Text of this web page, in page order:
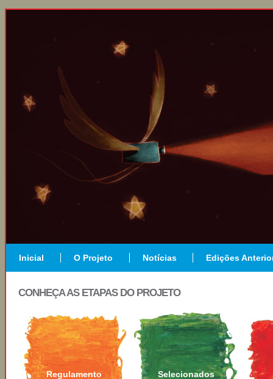
Inicial O Projeto Notícias Edições
CONHEÇA AS ETAPAS DO PROJETO
Regulamento Selecionados